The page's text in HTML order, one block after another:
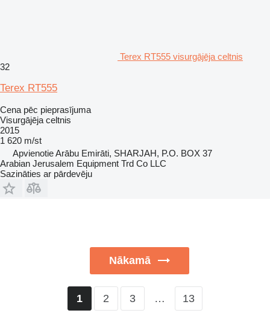
Terex RT555 visurgājēja celtnis
32
Terex RT555
Cena pēc pieprasījuma
Visurgājēja celtnis
2015
1 620 m/st
Apvienotie Arābu Emirāti, SHARJAH, P.O. BOX 37
Arabian Jerusalem Equipment Trd Co LLC
Sazināties ar pārdevēju
Nākamā
1 2 3 … 13